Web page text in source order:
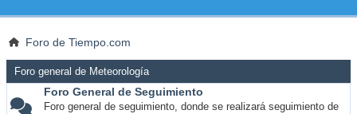
Foro de Tiempo.com
Foro general de Meteorología
Foro General de Seguimiento
Foro general de seguimiento, donde se realizará seguimiento de